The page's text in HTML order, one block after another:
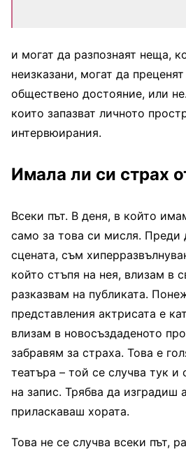
и могат да разпознаят неща,
неизказани, могат да
обществено достояние, или
които запазват личното
интервюирания.
Имала ли си страх
Всеки път. В деня, в който
само за това си мисля. Преди
сцената, съм
който стъпя на нея, влизам в
разказвам на публиката.
представления актрисата е
влизам в новосъздаденото
забравям за страха. Това е
театъра – той се случва тук и
на запис. Трябва да изградиш
приласкаваш хората.
Това не се случва всеки път,